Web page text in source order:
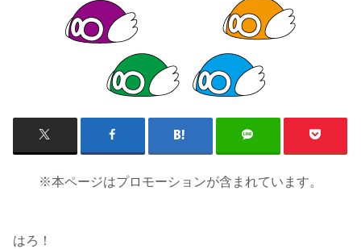
※本ページはプロモーションが含まれています。
はろ！